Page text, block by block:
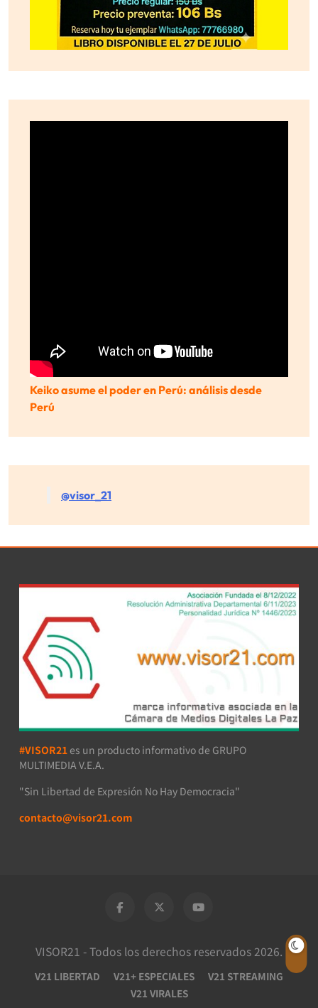
Keiko asume el poder en Perú: análisis desde
Perú
@visor_21
#VISOR21 es un producto informativo de GRUPO
MULTIMEDIA V.E.A.
"Sin Libertad de Expresión No Hay Democracia"
contacto@visor21.com
VISOR21 - Todos los derechos reservados 2026.
V21 LIBERTAD V21+ ESPECIALES
V21 STREAMING
V21 VIRALES